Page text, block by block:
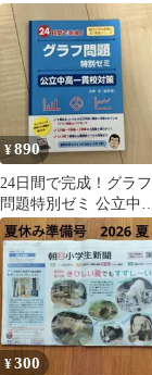
セット+7冊 合計32
冊 まとめ
¥890
24日間で完成！グラフ
問題特別ゼミ 公立中高
一貫校対策
¥300